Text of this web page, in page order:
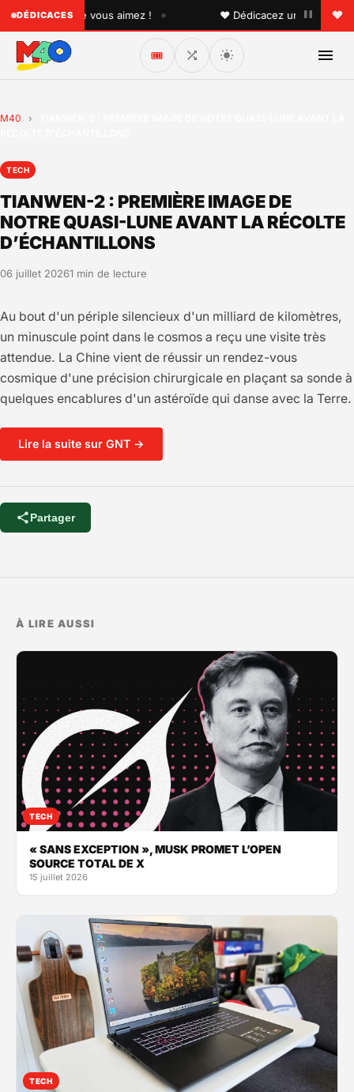
DÉDICACESque vous aimez ! • ♥ Dédicacez un titre à vos
🎟️
M40 ›
TECH
TIANWEN-2 : PREMIÈRE IMAGE DE
NOTRE QUASI-LUNE AVANT LA RÉCOLTE
D’ÉCHANTILLONS
06 juillet 20261 min de lecture
Au bout d'un périple silencieux d'un milliard de kilomètres,
un minuscule point dans le cosmos a reçu une visite très
attendue. La Chine vient de réussir un rendez-vous
cosmique d'une précision chirurgicale en plaçant sa sonde à
quelques encablures d'un astéroïde qui danse avec la Terre.
Lire la suite sur GNT →
Partager
À LIRE AUSSI
TECH
« SANS EXCEPTION », MUSK PROMET L’OPEN
SOURCE TOTAL DE X
15 juillet 2026
TECH